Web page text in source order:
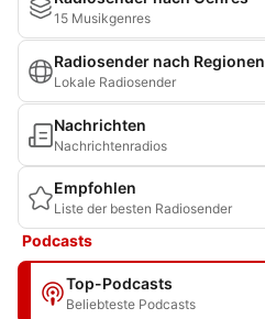
15 Musikgenres
Radiosender nach Regionen
Lokale Radiosender
Nachrichten
Nachrichtenradios
Empfohlen
Liste der besten Radiosender
Podcasts
Top-Podcasts
Beliebteste Podcasts